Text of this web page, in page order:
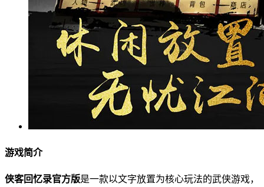
游戏简介
侠客回忆录官方版是一款以文字放置为核心玩法的武侠游戏，